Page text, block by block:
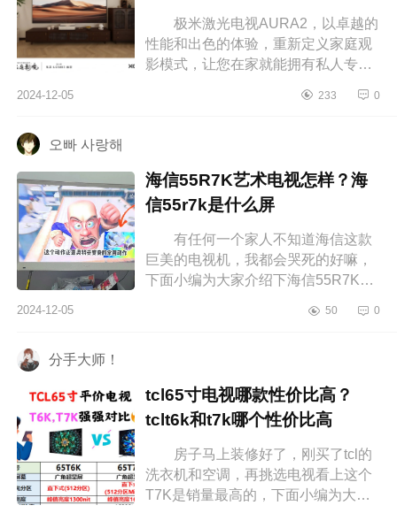
极米激光电视AURA2，以卓越的
性能和出色的体验，重新定义家庭观
影模式，让您在家就能拥有私人专属
极米aura2评测怎么样?极米和海信激
2024-12-05 233 0
오빠 사랑해
海信55R7K艺术电视怎样？海
信55r7k是什么屏
有任何一个家人不知道海信这款
巨美的电视机，我都会哭死的好嘛，
下面小编为大家介绍下海信55R7K艺
海信55R7K艺术电视怎样 海信艺
2024-12-05 50 0
分手大师！
tcl65寸电视哪款性价比高？
tclt6k和t7k哪个性价比高
房子马上装修好了，刚买了tcl的
洗衣机和空调，再挑选电视看上这个
T7K是销量最高的，下面小编为大家